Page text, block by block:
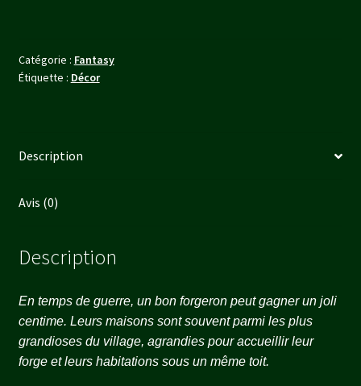
AUCUN
CORE
Catégorie : Fantasy
Étiquette : Décor
Description
Avis (0)
Description
En temps de guerre, un bon forgeron peut gagner un joli
centime. Leurs maisons sont souvent parmi les plus
grandioses du village, agrandies pour accueillir leur
forge et leurs habitations sous un même toit.